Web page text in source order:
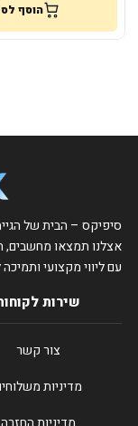
הוסף
סיפיקס – הבית של
אצלנו תמצאו מחשבים,
עם ליווי מקצועי
שירות
צור קשר
מדיניות